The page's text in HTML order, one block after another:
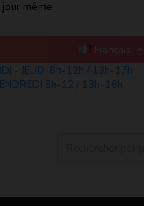
même.
- JEUDI 8h-12h / 13h-17h
8h-12 / 13h-16h